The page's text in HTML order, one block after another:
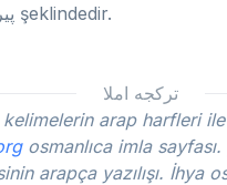
پیره‌له‌نمك şeklindedir.
تركجه املا
arap harfleri ile
osmanlıca imla
arapça yazılışı. İhya